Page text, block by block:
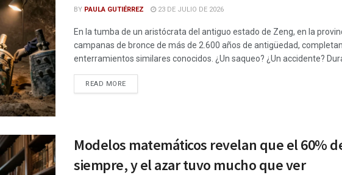
BY PAULA GUTIÉRREZ 23 DE JULIO DE 2026
En la tumba de un aristócrata del antiguo estado de Zeng, en la
campanas de bronce de más de 2.600 años de antigüedad,
enterramientos similares conocidos. ¿Un saqueo? ¿Un accidente?
READ MOREDETAILS
Modelos matemáticos revelan que el 60%
siempre, y el azar tuvo mucho que ver